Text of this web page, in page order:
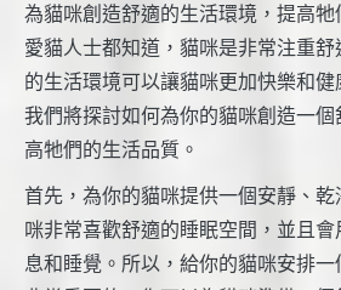
為貓咪創造舒適的生活環境，提高
愛貓人士都知道，貓咪是非常注重
的生活環境可以讓貓咪更加快樂和健
我們將探討如何為你的貓咪創造一
高牠們的生活品質。
首先，為你的貓咪提供一個安靜、
咪非常喜歡舒適的睡眠空間，並且
息和睡覺。所以，給你的貓咪安排